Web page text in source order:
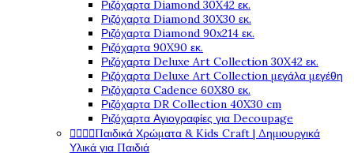
Ριζόχαρτα Diamond 30X42 εκ.
Ριζόχαρτα Diamond 30X30 εκ.
Ριζόχαρτα Diamond 90x214 εκ.
Ριζόχαρτα 90X90 εκ.
Ριζόχαρτα Deluxe Art Collection 30X42 εκ.
Ριζόχαρτα Deluxe Art Collection μεγάλα μεγέθη
Ριζόχαρτα Cadence 60X80 εκ.
Ριζόχαρτα DR Collection 40X30 cm
Ριζόχαρτα Αγιογραφίες για Decoupage
Παιδικά Χρώματα & Kids Craft | Δημιουργικά
Υλικά για Παιδιά